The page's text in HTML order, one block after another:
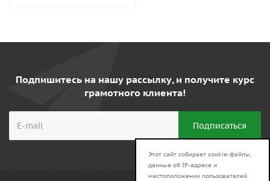
Подпишитесь на нашу рассылку, и получите курс
грамотного клиента!
Этот сайт собирает cookie-файлы,
данные об IP-адресе и
местоположении пользователей.